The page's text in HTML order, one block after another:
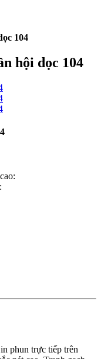
104
hội dọc 104
phun trực tiếp trên